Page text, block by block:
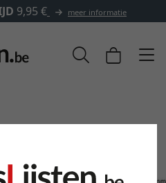
✓500.000 artikelen om uit